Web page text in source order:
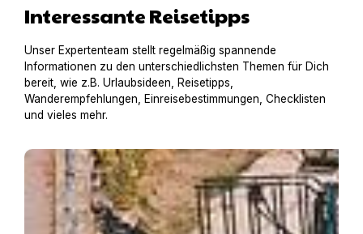
Interessante Reisetipps
Unser Expertenteam stellt regelmäßig spannende
Informationen zu den unterschiedlichsten Themen für Dich
bereit, wie z.B. Urlaubsideen, Reisetipps,
Wanderempfehlungen, Einreisebestimmungen, Checklisten
und vieles mehr.
Hausboot mit Hund